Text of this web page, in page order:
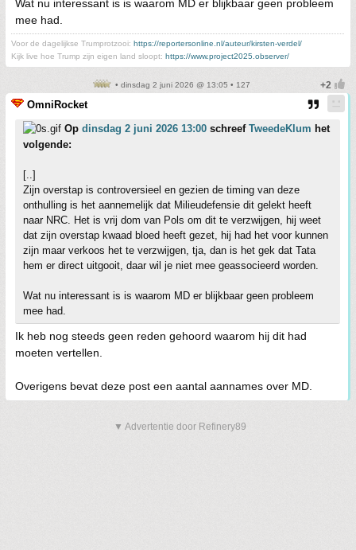
Wat nu interessant is is waarom MD er blijkbaar geen probleem
mee had.
Voor de dagelijkse Trumprotzooi: https://reportersonline.nl/auteur/kirsten-verdel/
Kijk live hoe Trump zijn eigen land sloopt: https://www.project2025.observer/
• dinsdag 2 juni 2026 @ 13:05 • 127
OmniRocket
Op dinsdag 2 juni 2026 13:00 schreef TweedeKlum het
volgende:
[..]
Zijn overstap is controversieel en gezien de timing van deze
onthulling is het aannemelijk dat Milieudefensie dit gelekt heeft
naar NRC. Het is vrij dom van Pols om dit te verzwijgen, hij weet
dat zijn overstap kwaad bloed heeft gezet, hij had het voor kunnen
zijn maar verkoos het te verzwijgen, tja, dan is het gek dat Tata
hem er direct uitgooit, daar wil je niet mee geassocieerd worden.
Wat nu interessant is is waarom MD er blijkbaar geen probleem
mee had.
Ik heb nog steeds geen reden gehoord waarom hij dit had
moeten vertellen.
Overigens bevat deze post een aantal aannames over MD.
▼ Advertentie door Refinery89